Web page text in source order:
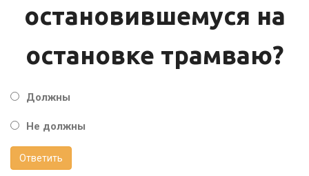
остановившемуся на
остановке трамваю?
Должны
Не должны
Ответить